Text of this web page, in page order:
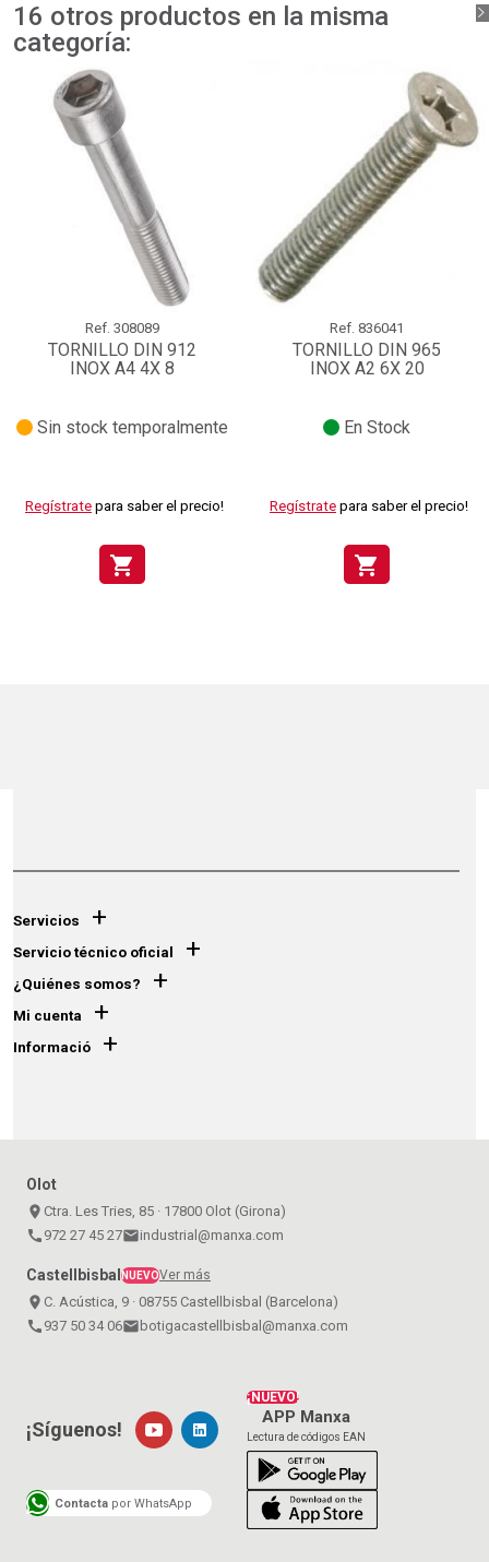
16 otros productos en la misma
categoría:
Ref. 308089
TORNILLO DIN 912
INOX A4 4X 8
Sin stock temporalmente
Regístrate para saber el precio!
shopping_cart
Ref. 836041
TORNILLO DIN 965
INOX A2 6X 20
En Stock
Regístrate para saber el precio!
shopping_cart
Servicios +
Servicio técnico oficial +
¿Quiénes somos? +
Mi cuenta +
Informació +
Olot
place Ctra. Les Tries, 85 · 17800 Olot (Girona)
call 972 27 45 27emailindustrial@manxa.com
CastellbisbalNUEVOVer más
place C. Acústica, 9 · 08755 Castellbisbal (Barcelona)
call 937 50 34 06emailbotigacastellbisbal@manxa.com
¡NUEVO!
APP Manxa
Lectura de códigos EAN
¡Síguenos!
Contacta por WhatsApp